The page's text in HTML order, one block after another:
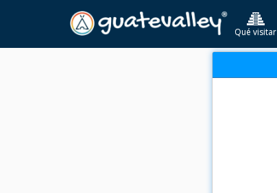
Qué visitar